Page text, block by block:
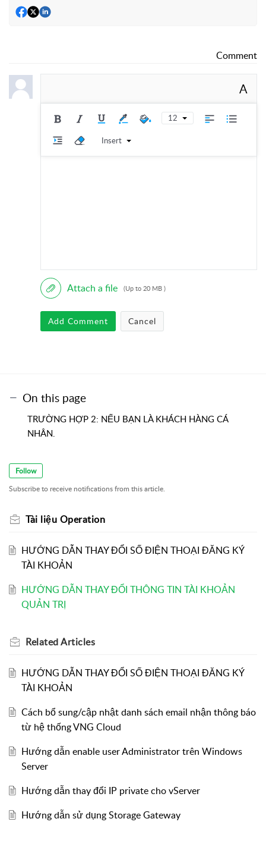
Comment
A
12
Insert
Attach a file (Up to 20 MB )
Add Comment Cancel
On this page
TRƯỜNG HỢP 2: NẾU BẠN LÀ KHÁCH HÀNG CÁ
NHÂN.
Follow
Subscribe to receive notifications from this article.
Tài liệu Operation
HƯỚNG DẪN THAY ĐỔI SỐ ĐIỆN THOẠI ĐĂNG KÝ
TÀI KHOẢN
HƯỚNG DẪN THAY ĐỔI THÔNG TIN TÀI KHOẢN
QUẢN TRỊ
RelatedArticles
HƯỚNG DẪN THAY ĐỔI SỐ ĐIỆN THOẠI ĐĂNG KÝ
TÀI KHOẢN
Cách bổ sung/cập nhật danh sách email nhận thông báo
từ hệ thống VNG Cloud
Hướng dẫn enable user Administrator trên Windows
Server
Hướng dẫn thay đổi IP private cho vServer
Hướng dẫn sử dụng Storage Gateway